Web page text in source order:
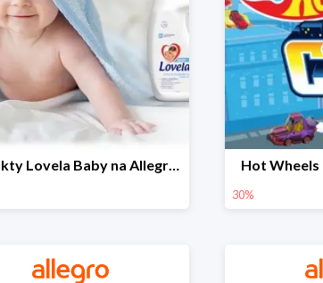
Produkty Lovela Baby na Allegro do -30% Hot Wheels
30%